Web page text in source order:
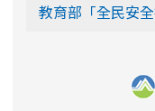
教育部「全民安全